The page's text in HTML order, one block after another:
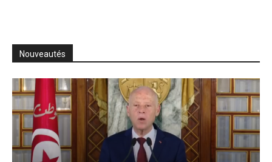
Nouveautés